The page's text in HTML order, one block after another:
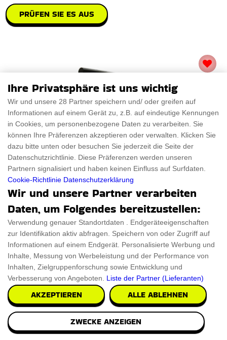
PRÜFEN SIE ES AUS
James Bond Carry-on Trolley-Fall
Ihre Privatsphäre ist uns wichtig
Wir und unsere 28 Partner speichern und/ oder greifen auf
Informationen auf einem Gerät zu, z.B. auf eindeutige Kennungen
in Cookies, um personenbezogene Daten zu verarbeiten. Sie
können Ihre Präferenzen akzeptieren oder verwalten. Klicken Sie
dazu bitte unten oder besuchen Sie jederzeit die Seite der
Datenschutzrichtlinie. Diese Präferenzen werden unseren
Partnern signalisiert und haben keinen Einfluss auf Surfdaten.
Cookie-Richtlinie Datenschutzerklärung
Wir und unsere Partner verarbeiten
Daten, um Folgendes bereitzustellen:
Verwendung genauer Standortdaten . Endgeräteeigenschaften
zur Identifikation aktiv abfragen. Speichern von oder Zugriff auf
Informationen auf einem Endgerät. Personalisierte Werbung und
Inhalte, Messung von Werbeleistung und der Performance von
Inhalten, Zielgruppenforschung sowie Entwicklung und
Verbesserung von Angeboten. Liste der Partner (Lieferanten)
AKZEPTIEREN ALLE ABLEHNEN
ZWECKE ANZEIGEN